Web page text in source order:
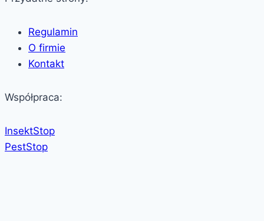
Regulamin
O firmie
Kontakt
Współpraca:
InsektStop
PestStop